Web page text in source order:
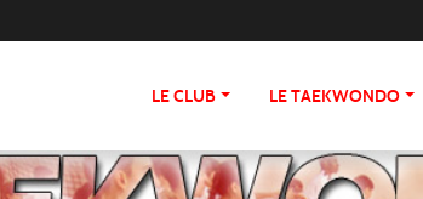
LE CLUB LE TAEKWONDO